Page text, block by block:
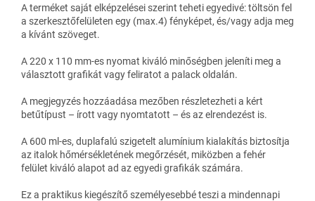
A terméket saját elképzelései szerint teheti egyedivé: töltsön fel
a szerkesztőfelületen egy (max.4) fényképet, és/vagy adja meg
a kívánt szöveget.
A 220 x 110 mm-es nyomat kiváló minőségben jeleníti meg a
választott grafikát vagy feliratot a palack oldalán.
A megjegyzés hozzáadása mezőben részletezheti a kért
betűtípust – írott vagy nyomtatott – és az elrendezést is.
A 600 ml-es, duplafalú szigetelt alumínium kialakítás biztosítja
az italok hőmérsékletének megőrzését, miközben a fehér
felület kiváló alapot ad az egyedi grafikák számára.
Ez a praktikus kiegészítő személyesebbé teszi a mindennapi